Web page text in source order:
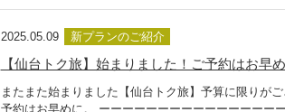
2025.05.09 新プランのご紹介
【仙台トク旅】始まりました！ご予約はお早め
またまた始まりました【仙台トク旅】予算に限りが
予約はお早めに。 ーーーーーーーーーーーーーーー